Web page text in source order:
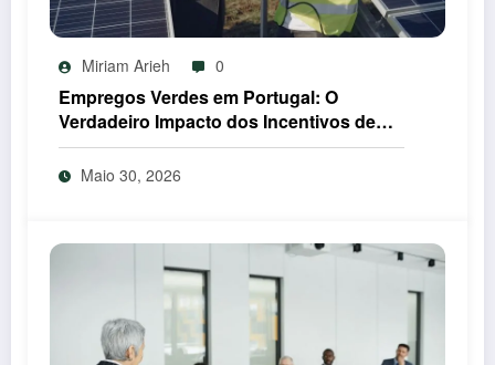
Miriam Arieh 0
Empregos Verdes em Portugal: O
Verdadeiro Impacto dos Incentivos de
2026
Maio 30, 2026